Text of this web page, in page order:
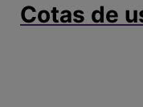
Cotas de